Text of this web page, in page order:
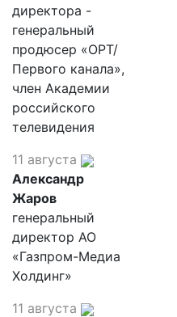
директора -
генеральный
продюсер «ОРТ/
Первого канала»,
член Академии
российского
телевидения
11 августа
Александр
Жаров
генеральный
директор АО
«Газпром-Медиа
Холдинг»
11 августа